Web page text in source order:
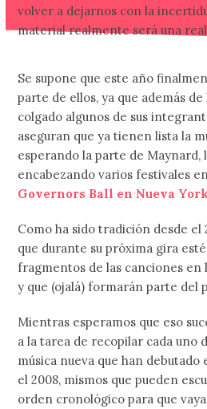
volver a dejarnos con la
material realmente será una
Se supone que este año
parte de ellos, ya que además
colgado algunos de sus
aseguran que ya tienen lista la
esperando la parte de Maynard,
encabezando varios festivales
Governors Ball en Nueva
Como ha sido tradición desde el
que durante su próxima gira
fragmentos de las canciones en
y que (ojalá) formarán parte del
Mientras esperamos que eso
a la tarea de recopilar cada uno
música nueva que han debutado
el 2008, mismos que pueden
orden cronológico para que